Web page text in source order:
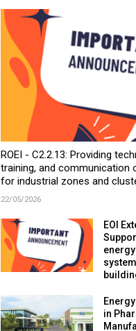
ROEI - C2.2.13: Providing
training, and communication
for industrial zones and
22/05/2026
EOI
in